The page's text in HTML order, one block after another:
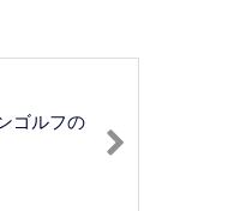
ゴルフの